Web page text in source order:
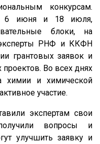
конкурсам.
6 июня и 18 июля,
блоки, на
РНФ и ККФН
грантовых заявок и
проектов. Во всех днях
химии и химической
участие.
экспертам свои
вопросы и
улучшить заявку и